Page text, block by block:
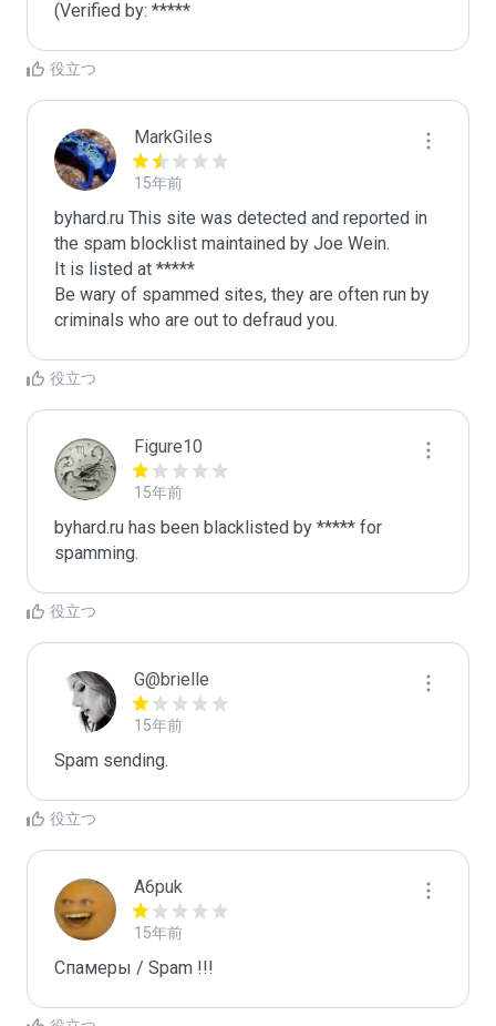
(Verified by: *****
役立つ
MarkGiles
15年前
byhard.ru This site was detected and reported in
the spam blocklist maintained by Joe Wein.
It is listed at *****
Be wary of spammed sites, they are often run by
criminals who are out to defraud you.
役立つ
Figure10
15年前
byhard.ru has been blacklisted by ***** for
spamming.
役立つ
G@brielle
15年前
Spam sending.
役立つ
A6puk
15年前
Спамеры / Spam !!!